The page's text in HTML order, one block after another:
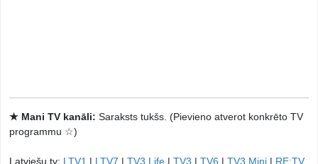
★ Mani TV kanāli: Saraksts tukšs. (Pievieno atverot konkrēto TV
programmu ☆)
Latviešu tv: LTV1 | LTV7 | TV3 Life | TV3 | TV6 | TV3 Mini | RE:TV